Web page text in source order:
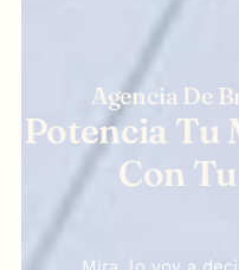
Agencia De
Potencia Tu
Con